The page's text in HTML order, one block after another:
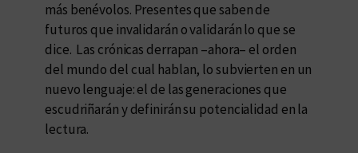
más benévolos. Presentes que saben de
futuros que invalidarán o validarán lo que se
dice. Las crónicas derrapan –ahora– el orden
del mundo del cual hablan, lo subvierten en un
nuevo lenguaje: el de las generaciones que
escudriñarán y definirán su potencialidad en la
lectura.